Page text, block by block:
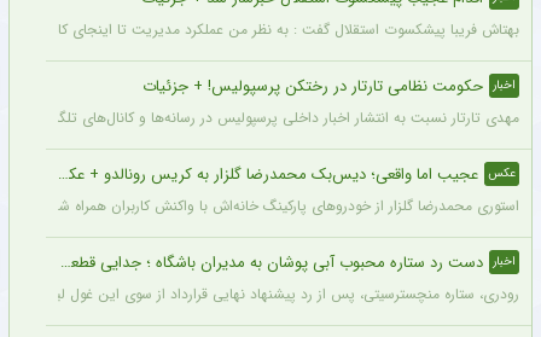
بهتاش فریبا پیشکسوت استقلال گفت : به نظر من عملکرد مدیریت تا اینجای کار قابل
اخبار حکومت نظامی تارتار در رختکن پرسپولیس! + جزئیات
مهدی تارتار نسبت به انتشار اخبار داخلی پرسپولیس در رسانه‌ها و کانال‌های تلگرامی
عکس عجیب اما واقعی؛ دیس‌بک محمدرضا گلزار به کریس رونالدو + عکس
استوری محمدرضا گلزار از خودروهای پارکینگ خانه‌اش با واکنش کاربران همراه شده و
اخبار دست رد ستاره محبوب آبی پوشان به مدیران باشگاه ؛ جدایی قطعی است !
رودری، ستاره منچسترسیتی، پس از رد پیشنهاد نهایی قرارداد از سوی این غول لیگ